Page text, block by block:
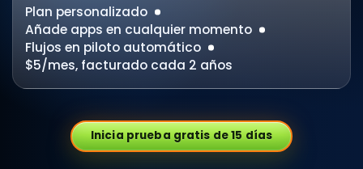
Plan personalizado
Añade apps en cualquier momento
Flujos en piloto automático
$5/mes, facturado cada 2 años
Inicia prueba gratis de 15 días